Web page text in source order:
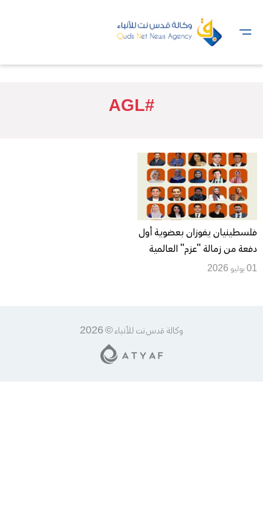
#AGL
فلسطينيان يفوزان بعضوية أول
دفعة من زمالة "عزم" العالمية
للقيادات المسلمة
01 يوليو 2026
وكالة قدس نت للأنباء © 2026